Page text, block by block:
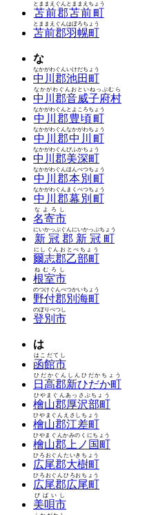
苫前郡苫前町
とままえぐんとままえちょう
苫前郡羽幌町
とままえぐんはぼろちょう
な
中川郡池田町
なかがわぐんいけだちょう
中川郡音威子府村
なかがわぐんおといねっぷむら
中川郡豊頃町
なかがわぐんとよころちょう
中川郡中川町
なかがわぐんなかがわちょう
中川郡美深町
なかがわぐんびふかちょう
中川郡本別町
なかがわぐんほんべつちょう
中川郡幕別町
なかがわぐんまくべつちょう
名寄市
なよろし
新冠郡新冠町
にいかっぷぐんにいかっぷちょう
爾志郡乙部町
にしぐんおとべちょう
根室市
ねむろし
野付郡別海町
のつけぐんべつかいちょう
登別市
のぼりべつし
は
函館市
はこだてし
日高郡新ひだか町
ひだかぐんしんひだかちょう
檜山郡厚沢部町
ひやまぐんあっさぶちょう
檜山郡江差町
ひやまぐんえさしちょう
檜山郡上ノ国町
ひやまぐんかみのくにちょう
広尾郡大樹町
ひろおぐんたいきちょう
広尾郡広尾町
ひろおぐんひろおちょう
美唄市
びばいし